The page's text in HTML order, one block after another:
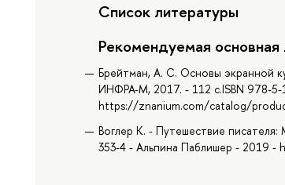
Список литературы
Рекомендуемая основная
Брейтман, А. С. Основы экранной
ИНФРА-М, 2017. - 112 с.ISBN 978-5-
https://znanium.com/catalog/
Воглер К. - Путешествие
353-4 - Альпина Паблишер - 2019